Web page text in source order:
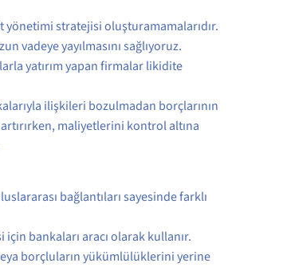
stratejisi oluşturamamalarıdır.
vadeye yayılmasını sağlıyoruz.
yatırım yapan firmalar likidite
ilişkileri bozulmadan borçlarının
maliyetlerini kontrol altına
bağlantıları sayesinde farklı
bankaları aracı olarak kullanır.
borçluların yükümlülüklerini yerine